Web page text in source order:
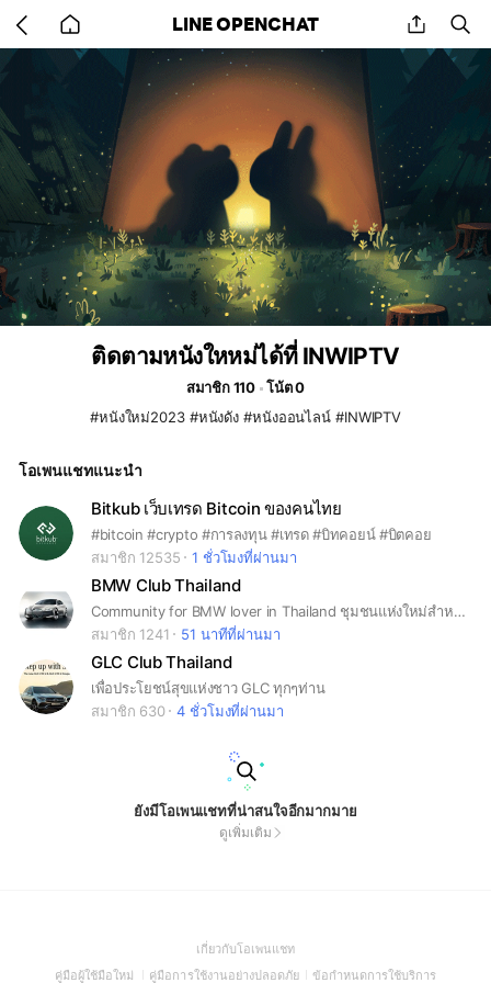
back
to
home
LINE OPENCHAT share
ติดตามหนังใหหม่ได้ที่ INWIPTV
สมาชิก 110
โน้ต 0
#หนังใหม่2023 #หนังดัง #หนังออนไลน์ #INWIPTV
โอเพนแชทแนะนำ
Bitkub เว็บเทรด Bitcoin ของคนไทย
#bitcoin #crypto #การลงทุน #เทรด #บิทคอยน์ #บิตคอย
สมาชิก 12535
1 ชั่วโมงที่ผ่านมา
BMW Club Thailand
Community for BMW lover in Thailand ชุมชนแห่งใหม่สำหรับท่านที่ชื่นชอบ BMW ทุกรุ่น ทุกปี ทุกโฉม ในประเทศไทย
สมาชิก 1241
51 นาทีที่ผ่านมา
GLC Club Thailand
เพื่อประโยชน์สุขแห่งชาว GLC ทุกๆท่าน
สมาชิก 630
4 ชั่วโมงที่ผ่านมา
ยังมีโอเพนแชทที่น่าสนใจอีกมากมาย
ดูเพิ่มเติม
เกี่ยวกับโอเพนแชท(Open
in
คู่มือผู้ใช้มือใหม่ (Open
คู่มือการใช้งานอย่างปลอดภัย(Open
ข้อกำหนดการใช้บริการ(Open